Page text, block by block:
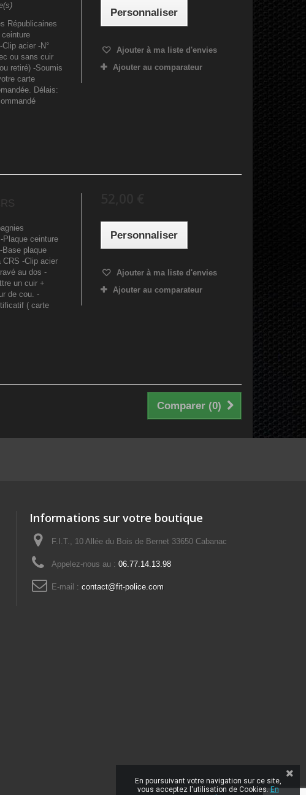
Républicaines
acier -N°
ou sans cuir
retiré) -Soumis
carte
Délais:
Personnaliser
Ajouter à ma liste d'envies
Ajouter au comparateur
Plaque ceinture
Base plaque
-Clip acier
au dos -
un cuir +
de cou. -
( carte
Personnaliser
Ajouter à ma liste d'envies
Ajouter au comparateur
Comparer (0)
Informations sur votre boutique
F.I.T., 10 Allée du Bois de Bernet 33650 Cabanac
Appelez-nous au : 06.77.14.13.98
E-mail : contact@fit-police.com
En poursuivant votre navigation sur ce site,
vous acceptez l'utilisation de Cookies.En